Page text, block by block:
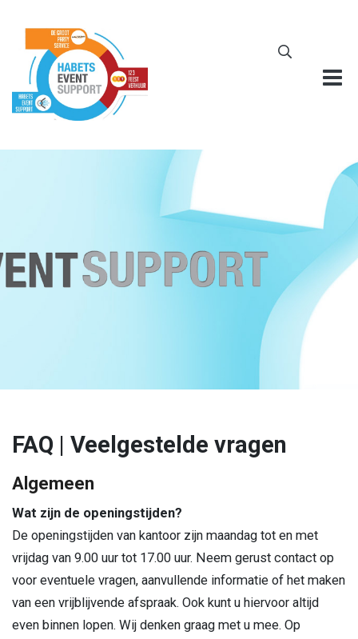
FAQ | Veelgestelde vragen
Algemeen
Wat zijn de openingstijden?
De openingstijden van kantoor zijn maandag tot en met
vrijdag van 9.00 uur tot 17.00 uur. Neem gerust contact op
voor eventuele vragen, aanvullende informatie of het maken
van een vrijblijvende afspraak. Ook kunt u hiervoor altijd
even binnen lopen. Wij denken graag met u mee. Op